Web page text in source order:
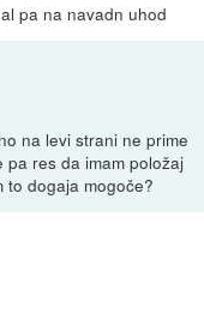
pa na navadn uhod
na levi strani ne prime
pa res da imam položaj
to dogaja mogoče?